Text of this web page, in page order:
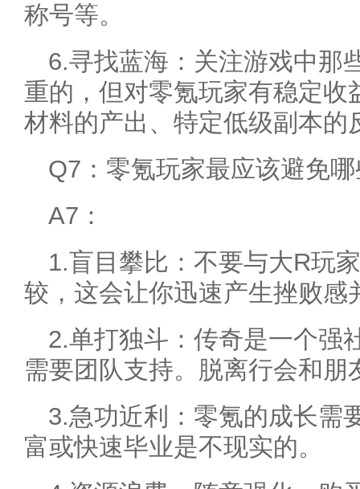
称号等。
6.寻找蓝海：关注游戏中那
重的，但对零氪玩家有稳定收
材料的产出、特定低级副本的
Q7：零氪玩家最应该避免
A7：
1.盲目攀比：不要与大R玩
较，这会让你迅速产生挫败感
2.单打独斗：传奇是一个强
需要团队支持。脱离行会和朋
3.急功近利：零氪的成长需
富或快速毕业是不现实的。